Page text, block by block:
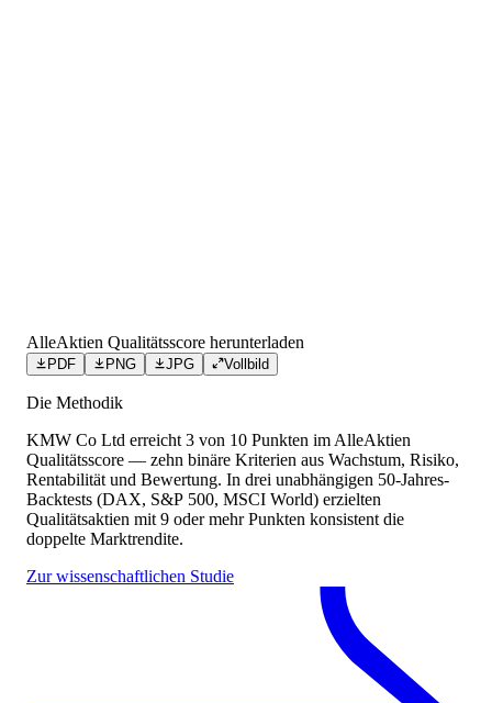
AlleAktien Qualitätsscore herunterladen
PDF PNG JPG Vollbild
Die Methodik
KMW Co Ltd erreicht 3 von 10 Punkten im AlleAktien
Qualitätsscore — zehn binäre Kriterien aus Wachstum, Risiko,
Rentabilität und Bewertung. In drei unabhängigen 50-Jahres-
Backtests (DAX, S&P 500, MSCI World) erzielten
Qualitätsaktien mit 9 oder mehr Punkten konsistent die
doppelte Marktrendite.
Zur wissenschaftlichen Studie